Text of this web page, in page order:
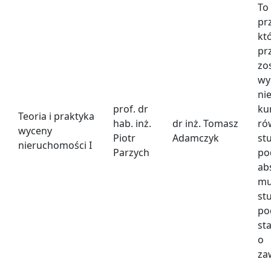
Teoria i praktyka
wyceny
nieruchomości I
prof. dr
hab. inż.
Piotr
Parzych
dr inż. Tomasz
Adamczyk
o